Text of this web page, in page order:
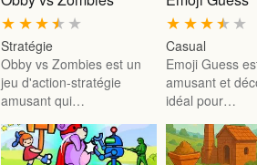
★
★
★
★
★
Stratégie
Obby vs Zombies est un
jeu d'action-stratégie
amusant qui…
★
★
★
★
★
Casual
Emoji Guess
amusant et
idéal pour…